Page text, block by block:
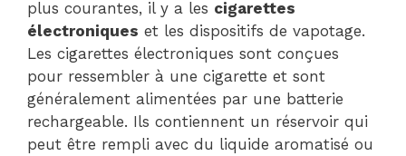
plus courantes, il y a les cigarettes
électroniques et les dispositifs de vapotage.
Les cigarettes électroniques sont conçues
pour ressembler à une cigarette et sont
généralement alimentées par une batterie
rechargeable. Ils contiennent un réservoir qui
peut être rempli avec du liquide aromatisé ou